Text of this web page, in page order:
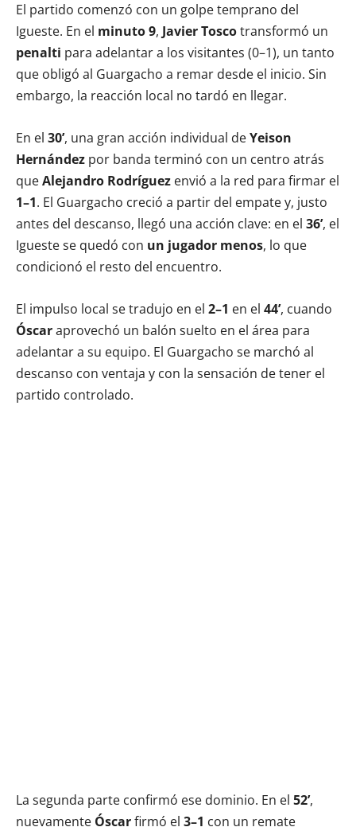
El partido comenzó con un golpe temprano del
Igueste. En el minuto 9, Javier Toscotransformó un
penalti para adelantar a los visitantes (0–1), un tanto
que obligó al Guargacho a remar desde el inicio. Sin
embargo, la reacción local no tardó en llegar.
En el 30’, una gran acción individual deYeison
Hernández por banda terminó con un centro atrás
queAlejandro Rodríguez envió a la red para firmar el
1–1. El Guargacho creció a partir del empate y, justo
antes del descanso, llegó una acción clave: en el 36’, el
Igueste se quedó con un jugador menos, lo que
condicionó el resto del encuentro.
El impulso local se tradujo en el 2–1 en el 44’, cuando
Óscaraprovechó un balón suelto en el área para
adelantar a su equipo. El Guargacho se marchó al
descanso con ventaja y con la sensación de tener el
partido controlado.
La segunda parte confirmó ese dominio. En el 52’,
nuevamente Óscarfirmó el 3–1 con un remate